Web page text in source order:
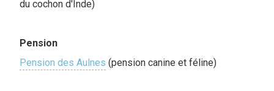
du cochon d'Inde)
Pension
Pension des Aulnes (pension canine et féline)